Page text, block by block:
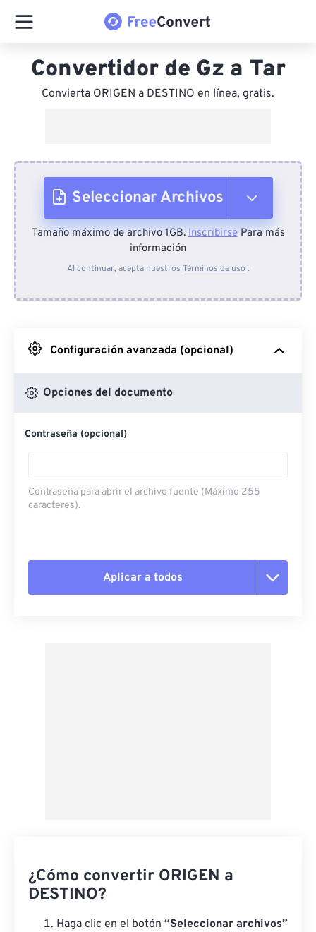
Convertidor de Gz a Tar
Convierta ORIGEN a DESTINO en línea, gratis.
Seleccionar Archivos
Desde el dispositivo
Desde Google Drive
Desde OneDrive
Desde URL
Tamaño máximo de archivo 1GB.InscribirsePara más
información
Al continuar, acepta nuestros Términos de uso .
Configuración avanzada (opcional)
Opciones del documento
Contraseña (opcional)
Contraseña para abrir el archivo fuente (Máximo 255
caracteres).
Aplicar a todos
¿Cómo convertir ORIGEN a
DESTINO?
Haga clic en el botón “Seleccionar archivos”